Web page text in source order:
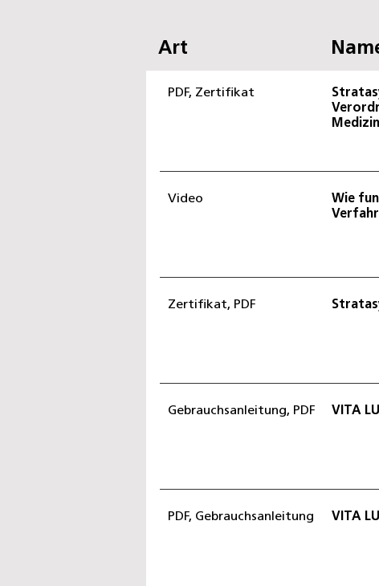
Art
PDF, Zertifikat
Video
Wie
Zertifikat, PDF
Gebrauchsanleitung, PDF VITA
PDF, Gebrauchsanleitung VITA